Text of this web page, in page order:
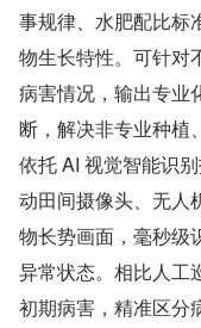
事规律、水肥配比标
物生长特性。可针对
病害情况，输出专业
断，解决非专业种植
依托 AI 视觉智能识
动田间摄像头、无人
物长势画面，毫秒级
异常状态。相比人工
初期病害，精准区分